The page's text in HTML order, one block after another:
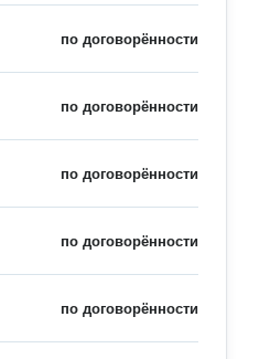
по договорённости
по договорённости
по договорённости
по договорённости
по договорённости